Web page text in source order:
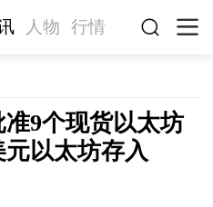
人物 行情
准9个现货以太坊
以太坊存入